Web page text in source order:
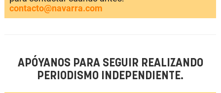
contacto@navarra.com
APÓYANOS PARA SEGUIR REALIZANDO
PERIODISMO INDEPENDIENTE.